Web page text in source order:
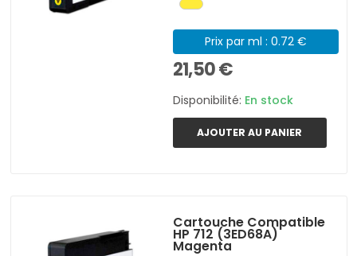
Prix par ml : 0.72 €
21,50 €
Disponibilité: En stock
AJOUTER AU PANIER
Cartouche Compatible
HP 712 (3ED68A)
Magenta